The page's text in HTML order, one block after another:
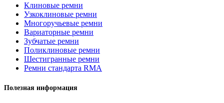
Клиновые ремни
Узкоклиновые ремни
Многоручьевые ремни
Вариаторные ремни
Зубчатые ремни
Поликлиновые ремни
Шестигранные ремни
Ремни стандарта RMA
Полезная информация